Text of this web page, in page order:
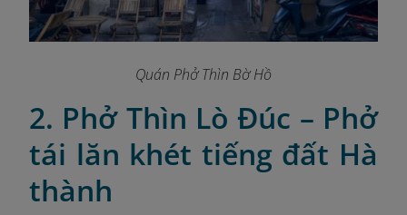
Quán Phở Thìn Bờ Hồ
2. Phở Thìn Lò Đúc – Phở
tái lăn khét tiếng đất Hà
thành